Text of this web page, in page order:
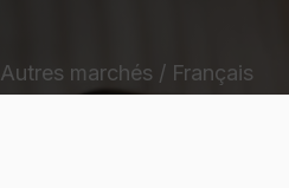
Autres marchés / Français